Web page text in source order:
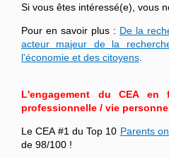
Si vous êtes intéressé(e), vous
Pour en savoir plus : De la
acteur majeur de la
l'économie et des citoyens
L'engagement du CEA
professionnelle / vie
Le CEA #1 du Top 10 Parents
de 98/100 !